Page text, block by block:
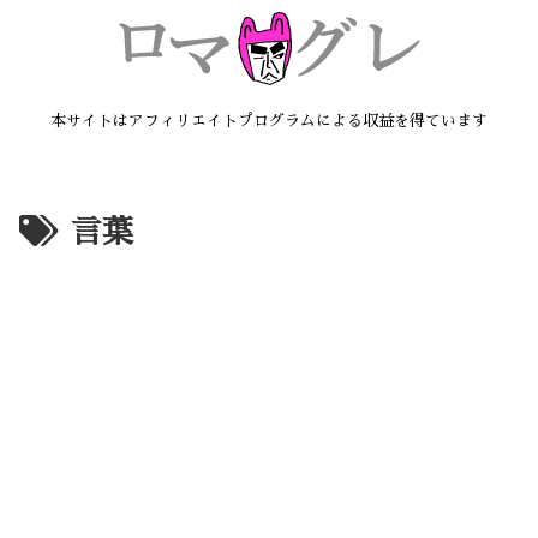
本サイトはアフィリエイトプログラムによる収益を得ています
言葉